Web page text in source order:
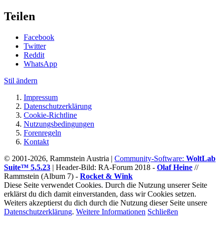
Teilen
Facebook
Twitter
Reddit
WhatsApp
Stil ändern
Impressum
Datenschutzerklärung
Cookie-Richtline
Nutzungsbedingungen
Forenregeln
Kontakt
© 2001-2026, Rammstein Austria | Community-Software: WoltLab
Suite™ 5.5.23 | Header-Bild: RA-Forum 2018 - Olaf Heine //
Rammstein (Album 7) - Rocket & Wink
Diese Seite verwendet Cookies. Durch die Nutzung unserer Seite
erklärst du dich damit einverstanden, dass wir Cookies setzen.
Weiters akzeptierst du dich durch die Nutzung dieser Seite unsere
Datenschutzerklärung. Weitere Informationen Schließen